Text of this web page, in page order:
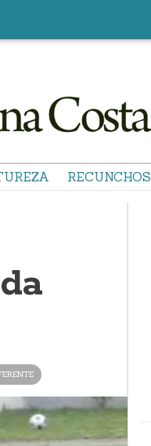
RECUNCHOS